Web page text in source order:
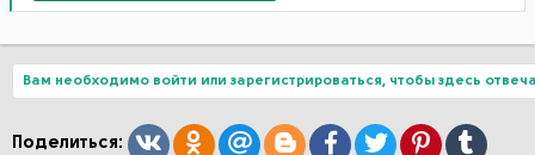
Вам необходимо войти или зарегистрироваться, чтобы здесь
Поделиться: ВконтактеОдноклассники
Mail.ruBloggerFacebook
TwitterPinterestTumblr